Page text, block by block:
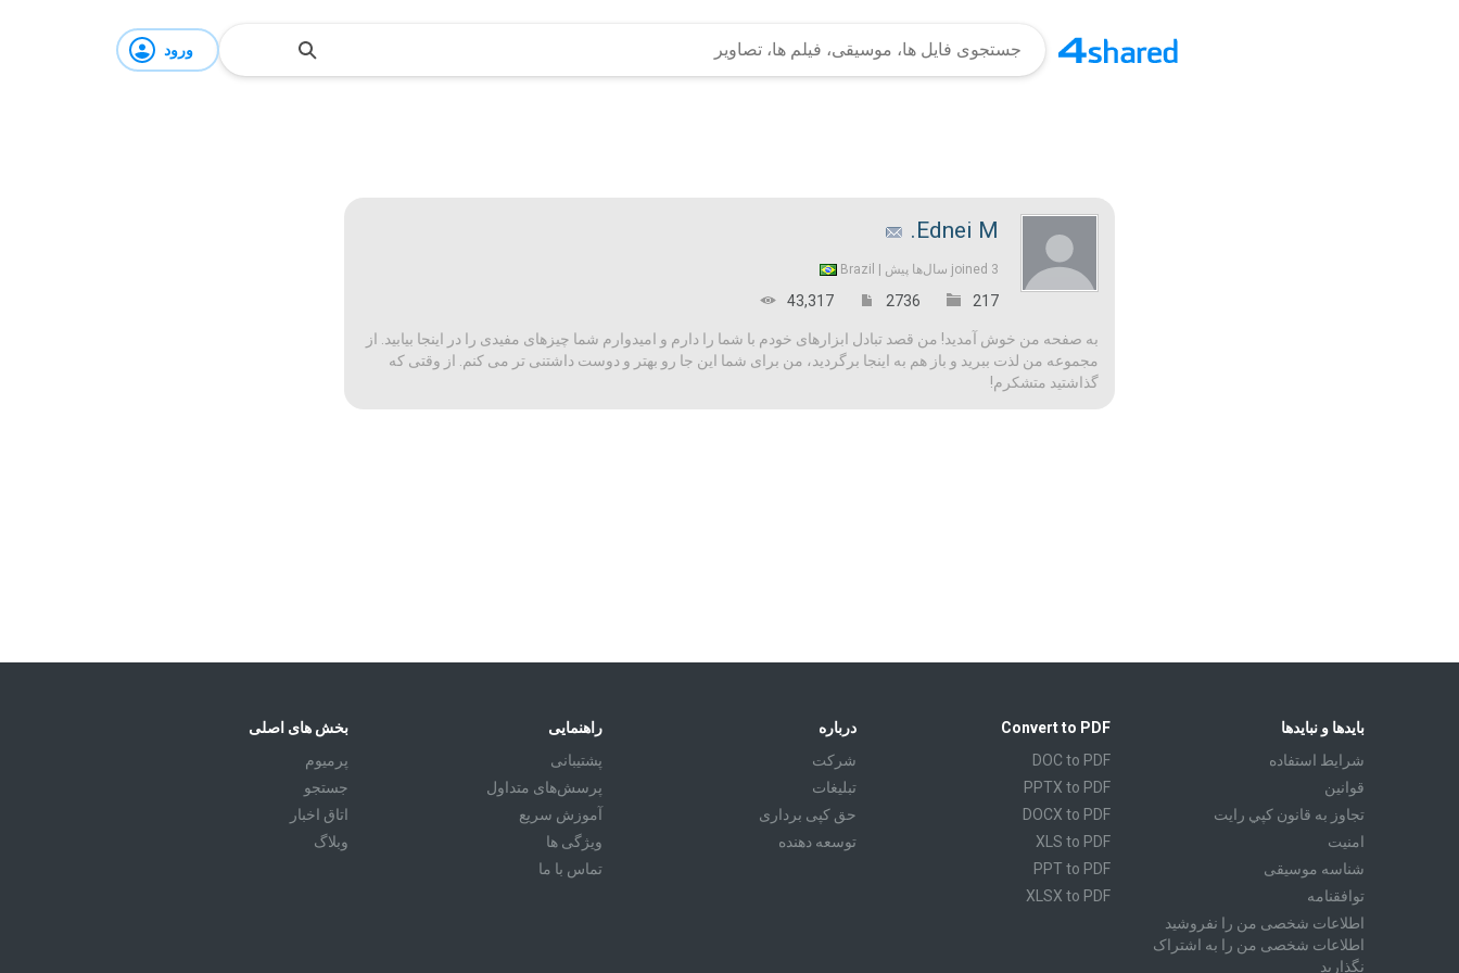
ورود
Ednei M.
joined 3 سال‌ها پیش | Brazil
217
2736
43,317
به صفحه من خوش آمدید! من قصد تبادل ابزارهای خودم با شما را دارم و امیدوارم شما چیزهای مفیدی را در اینجا بیابید. از
مجموعه من لذت ببرید و باز هم به اینجا برگردید، من برای شما این جا رو بهتر و دوست داشتنی تر می کنم. از وقتی که
گذاشتید متشکرم!
بخش های اصلی
پرمیوم
جستجو
اتاق اخبار
وبلاگ
راهنمایی
پشتیبانی
پرسش‌های متداول
آموزش سريع
ویژگی ها
تماس با ما
درباره
شرکت
تبليغات
حق کپی برداری
توسعه دهنده
Convert to PDF
DOC to PDF
PPTX to PDF
DOCX to PDF
XLS to PDF
PPT to PDF
XLSX to PDF
بایدها و نبایدها
شرايط استفاده
قوانين
تجاوز به قانون كپي رايت
امنیت
شناسه موسیقی
توافقنامه
اطلاعات شخصی من را نفروشید
اطلاعات شخصی من را به اشتراک
نگذارید